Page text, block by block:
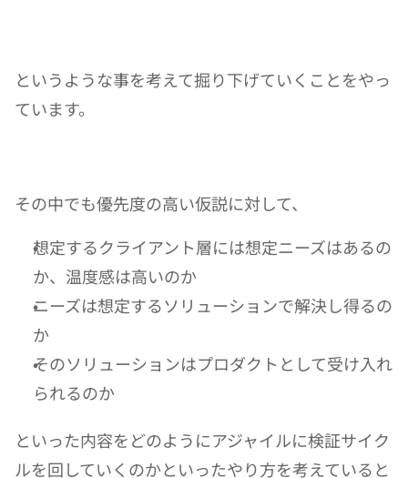
というような事を考えて掘り下げていくことをやっ
ています。
その中でも優先度の高い仮説に対して、
想定するクライアント層には想定ニーズはあるの
か、温度感は高いのか
ニーズは想定するソリューションで解決し得るの
か
そのソリューションはプロダクトとして受け入れ
られるのか
といった内容をどのようにアジャイルに検証サイク
ルを回していくのかといったやり方を考えていると